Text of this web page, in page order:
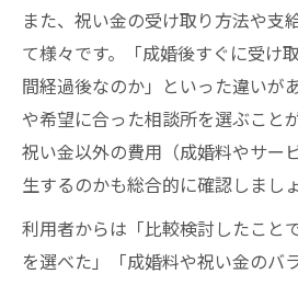
また、祝い金の受け取り方法や支
て様々です。「成婚後すぐに受け
間経過後なのか」といった違いが
や希望に合った相談所を選ぶこと
祝い金以外の費用（成婚料やサー
生するのかも総合的に確認しましょ
利用者からは「比較検討したこと
を選べた」「成婚料や祝い金のバ